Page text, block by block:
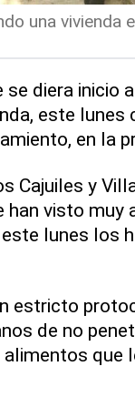
una vivienda
diera inicio
este
en la
Cajuiles y
han visto muy
lunes los
estricto
de no
alimentos que